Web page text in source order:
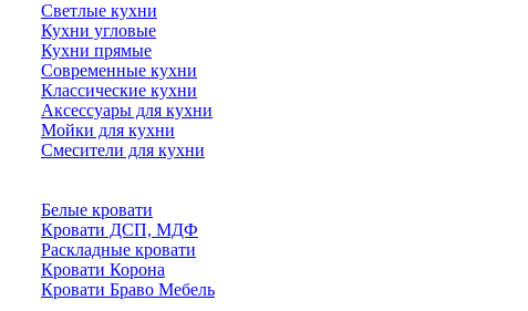
Светлые кухни
Кухни угловые
Кухни прямые
Современные кухни
Классические кухни
Аксессуары для кухни
Мойки для кухни
Смесители для кухни
Белые кровати
Кровати ДСП, МДФ
Раскладные кровати
Кровати Корона
Кровати Браво Мебель